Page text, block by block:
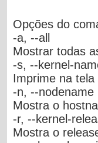
Opções do
-a, --all
Mostrar todas
-s, --kernel-
Imprime na tela
-n, --nodename
Mostra o
-r, --kernel-
Mostra o